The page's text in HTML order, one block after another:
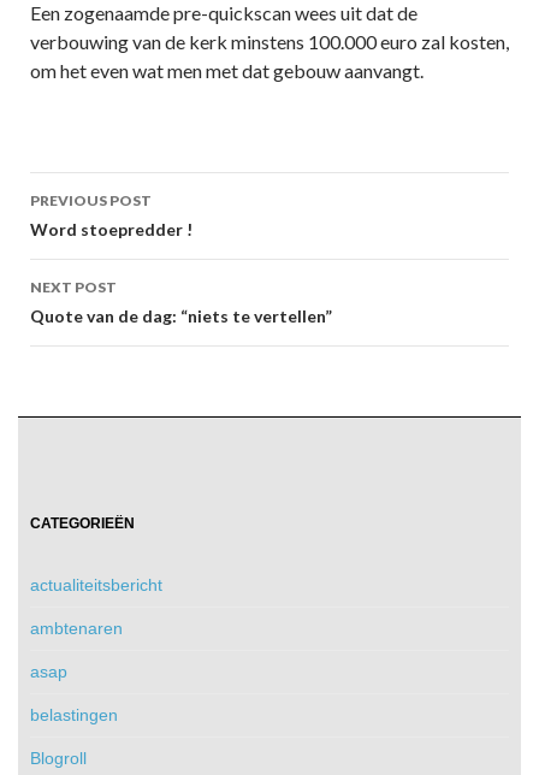
Een zogenaamde pre-quickscan wees uit dat de
verbouwing van de kerk minstens 100.000 euro zal kosten,
om het even wat men met dat gebouw aanvangt.
Post
navigation
PREVIOUS POST
Word stoepredder !
NEXT POST
Quote van de dag: “niets te vertellen”
CATEGORIEËN
actualiteitsbericht
ambtenaren
asap
belastingen
Blogroll